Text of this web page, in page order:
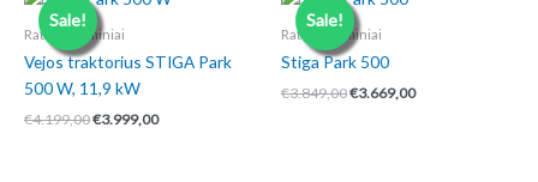
Sale!
Ratiniai gaminiai
Vejos traktorius STIGA Park
500 W, 11,9 kW
€4.199,00Original
€3.999,00Current
Sale!
Ratiniai gaminiai
Stiga Park 500
€3.849,00Original
€3.669,00Current